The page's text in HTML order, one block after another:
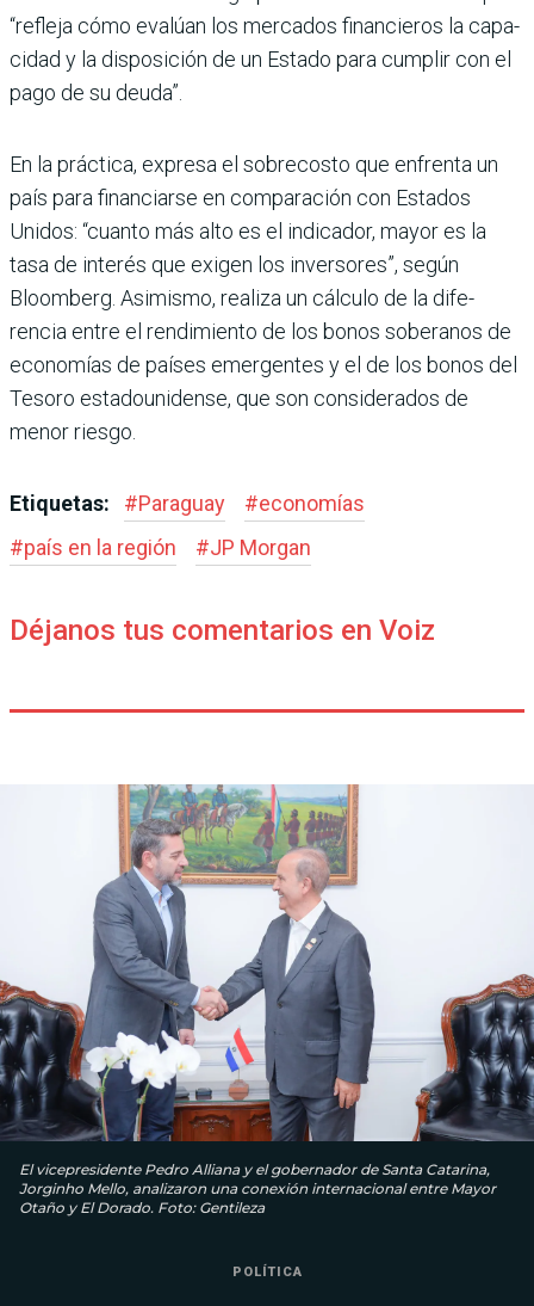
“refleja cómo evalúan los mercados financieros la capa­
cidad y la disposición de un Estado para cumplir con el
pago de su deuda”.
En la práctica, expresa el sobrecosto que enfrenta un
país para financiarse en com­paración con Estados
Unidos: “cuanto más alto es el indica­dor, mayor es la
tasa de inte­rés que exigen los inversores”, según
Bloomberg. Asimismo, realiza un cálculo de la dife­
rencia entre el rendimiento de los bonos soberanos de
econo­mías de países emergentes y el de los bonos del
Tesoro esta­dounidense, que son conside­rados de
menor riesgo.
Etiquetas: #Paraguay #economías
#país en la región #JP Morgan
Déjanos tus comentarios en Voiz
El vicepresidente Pedro Alliana y el gobernador de Santa Catarina,
Jorginho Mello, analizaron una conexión internacional entre Mayor
Otaño y El Dorado. Foto: Gentileza
POLÍTICA